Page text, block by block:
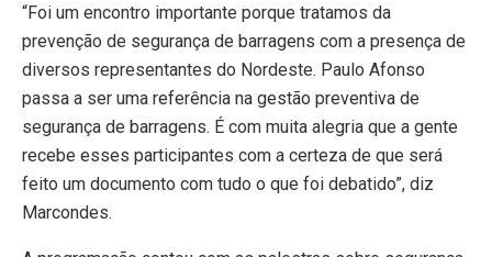
“Foi um encontro importante porque tratamos da
prevenção de segurança de barragens com a presença de
diversos representantes do Nordeste. Paulo Afonso
passa a ser uma referência na gestão preventiva de
segurança de barragens. É com muita alegria que a gente
recebe esses participantes com a certeza de que será
feito um documento com tudo o que foi debatido”, diz
Marcondes.